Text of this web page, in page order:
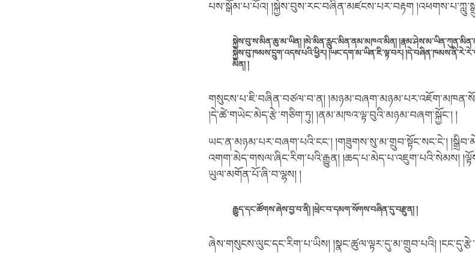
པས་སྒོམ་པ་པོའ། །སྐྱེས་བུས་རང་བཞིན་མཛངས་པར་བརྟག
སྐྱེས་བུ་ས་མིན་ཆུ་མ་ཡིན། །མེ་མིན་རླུང་མིན་ནམ་མཁའ་མིན།
སྐྱེས་བུ་ཁམས་དྲུག་འདས་པའི་ཕྱིར། །ཡང་དག་མ་ཡིན་ཇི་ལྟ་བར།
མིན། །
གསུངས་པ་ཇི་བཞིན་བཙལ་བ་ན།
།དེ་ཚེ་གཡེང་མེད་རྩེ་གཅིག་ཏུ། །ནམ་མཁའ་ལྟ་བུའི་མཉམ་བཞག་སྐྱོང་། །
ཡང་ན་མཉམ་པར་བཞག་པའི་ངང་། །གཟུགས་སུ་མ་གྲུབ་སྟོང་སང་ངེ་།
འགག་མེད་གསལ་ཞིང་རིག་པའི་རྒྱུན། །ཆད་པ་མེད་པ་འཇུག་པའི་སེམས།
ཡུལ་མགོན་པོ་ཞི་བ་ལྷས། །
རྒྱུད་དང་ཚོགས་ཞེས་བྱ་བ་ནི། །ཕྲེང་བ་དམག་སོགས་བཞིན་དུ་བརྫུན། །
ཞེས་གསུངས་ལུང་དང་རིག་པ་ཡིས། །སྣང་ཚུལ་ལྟར་དུ་མ་གྲུབ་པའི།